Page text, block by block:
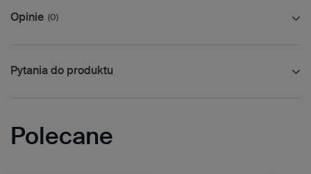
Opinie (0)
Pytania do produktu
Polecane